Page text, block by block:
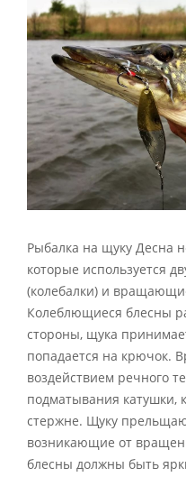
Рыбалка на щуку Десна
которые используется
(колебалки) и
Колеблющиеся блесны
стороны, щука
попадается на крючок.
воздействием речного
подматывания катушки,
стержне. Щуку
возникающие от
блесны должны быть